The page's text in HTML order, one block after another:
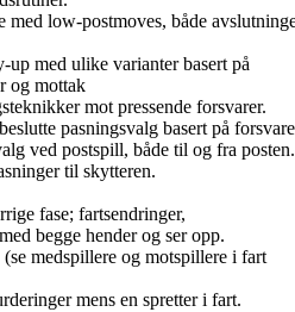
med low-postmoves, både
med ulike varianter basert på
og mottak
mot pressende forsvarer.
pasningsvalg basert på
ved postspill, både til og fra posten.
til skytteren.
fase; fartsendringer,
begge hender og ser opp.
medspillere og motspillere i fart
mens en spretter i fart.